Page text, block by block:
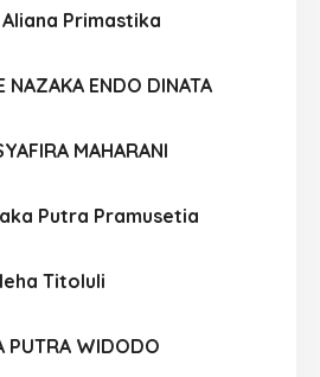
Primastika
NAZAKA ENDO DINATA
MAHARANI
Putra Pramusetia
Titoluli
PUTRA WIDODO